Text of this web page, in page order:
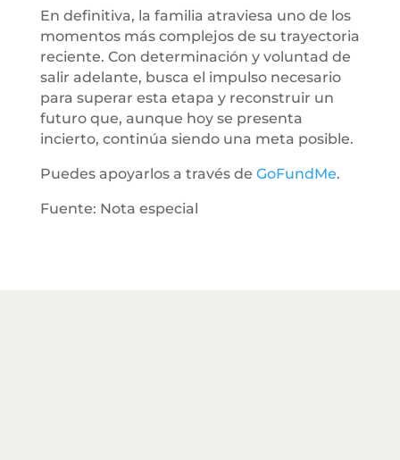
En definitiva, la familia atraviesa uno de los
momentos más complejos de su trayectoria
reciente. Con determinación y voluntad de
salir adelante, busca el impulso necesario
para superar esta etapa y reconstruir un
futuro que, aunque hoy se presenta
incierto, continúa siendo una meta posible.
Puedes apoyarlos a través de GoFundMe.
Fuente: Nota especial